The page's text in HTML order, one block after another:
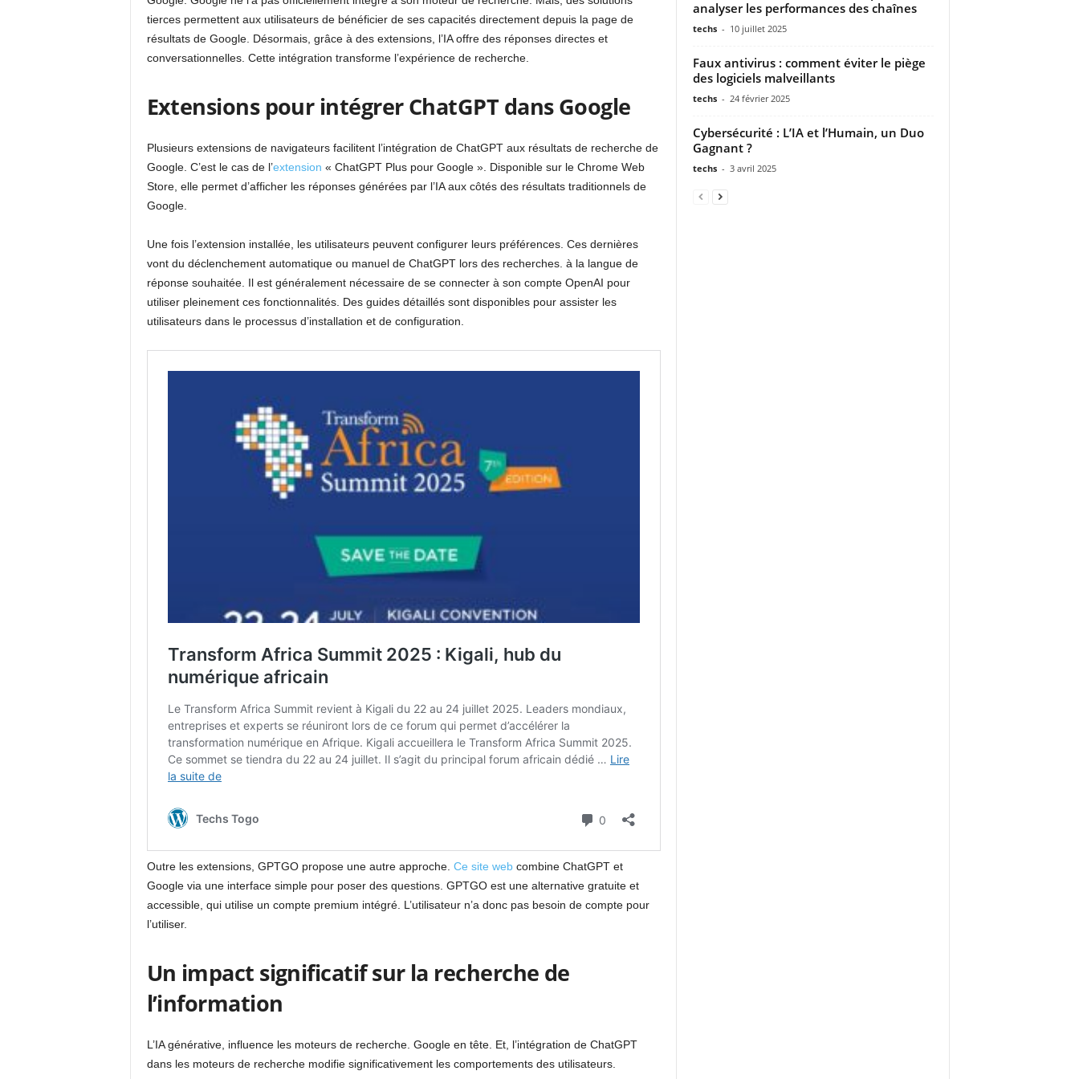
tierces permettent aux utilisateurs de bénéficier de ses capacités directement depuis la page de
résultats de Google. Désormais, grâce à des extensions, l’IA offre des réponses directes et
conversationnelles. Cette intégration transforme l’expérience de recherche.
Extensions pour intégrer ChatGPT dans Google
Plusieurs extensions de navigateurs facilitent l’intégration de ChatGPT aux résultats de recherche de
Google. C’est le cas de l’extension « ChatGPT Plus pour Google ». Disponible sur le Chrome Web
Store, elle permet d’afficher les réponses générées par l’IA aux côtés des résultats traditionnels de
Google.
Une fois l’extension installée, les utilisateurs peuvent configurer leurs préférences. Ces dernières
vont du déclenchement automatique ou manuel de ChatGPT lors des recherches. à la langue de
réponse souhaitée. Il est généralement nécessaire de se connecter à son compte OpenAI pour
utiliser pleinement ces fonctionnalités. Des guides détaillés sont disponibles pour assister les
utilisateurs dans le processus d’installation et de configuration.
Outre les extensions, GPTGO propose une autre approche. Ce site webcombine ChatGPT et
Google via une interface simple pour poser des questions. GPTGO est une alternative gratuite et
accessible, qui utilise un compte premium intégré. L’utilisateur n’a donc pas besoin de compte pour
l’utiliser.
Un impact significatif sur la recherche de
l’information
L’IA générative, influence les moteurs de recherche. Google en tête. Et, l’intégration de ChatGPT
dans les moteurs de recherche modifie significativement les comportements des utilisateurs.
analyser les performances des chaînes
techs - 10 juillet 2025
Faux antivirus : comment éviter le piège
des logiciels malveillants
techs - 24 février 2025
Cybersécurité : L’IA et l’Humain, un Duo
Gagnant ?
techs - 3 avril 2025